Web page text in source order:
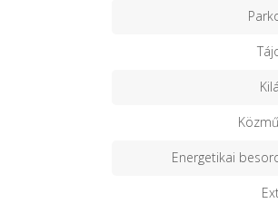
Energetikai